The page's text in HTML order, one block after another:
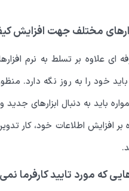
مختلف جهت افزایش
ای علاوه بر تسلط به نرم
باید خود را به روز نگه دارد.
باید به دنبال ابزارهای جدید
بر افزایش اطلاعات خود، کار
که مورد تایید کارفرما